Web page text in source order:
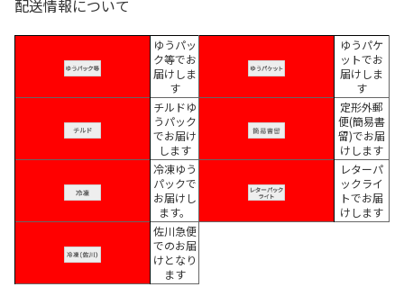
配送情報について
ゆうパッ
ク等でお
届けしま
す
ゆうパケ
ットでお
届けしま
す
チルドゆ
うパック
でお届け
します
定形外郵
便(簡易書
留)でお届
けします
冷凍ゆう
パックで
お届けし
ます。
レターパ
ックライ
トでお届
けします
佐川急便
でのお届
けとなり
ます